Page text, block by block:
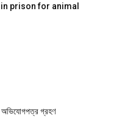
in prison for animal
অভিযোগপত্র গ্রহণ